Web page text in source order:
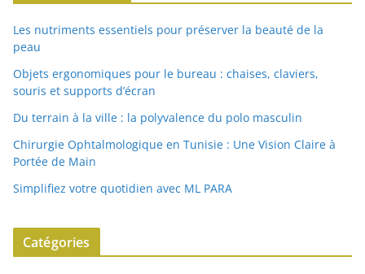
Les nutriments essentiels pour préserver la beauté de la
peau
Objets ergonomiques pour le bureau : chaises, claviers,
souris et supports d’écran
Du terrain à la ville : la polyvalence du polo masculin
Chirurgie Ophtalmologique en Tunisie : Une Vision Claire à
Portée de Main
Simplifiez votre quotidien avec ML PARA
Catégories